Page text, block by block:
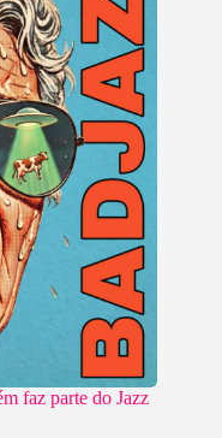
faz parte do Jazz